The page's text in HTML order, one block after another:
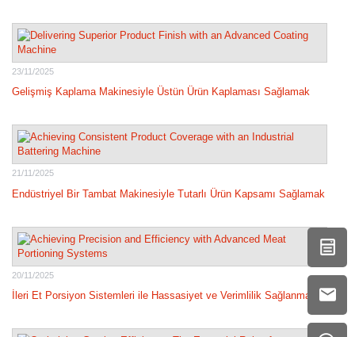
23/11/2025
Gelişmiş Kaplama Makinesiyle Üstün Ürün Kaplaması Sağlamak
21/11/2025
Endüstriyel Bir Tambat Makinesiyle Tutarlı Ürün Kapsamı Sağlamak
20/11/2025
İleri Et Porsiyon Sistemleri ile Hassasiyet ve Verimlilik Sağlanması